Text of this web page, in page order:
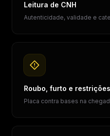
Leitura de CNH
Autenticidade, validade e
Roubo, furto e restrições
Placa contra bases na